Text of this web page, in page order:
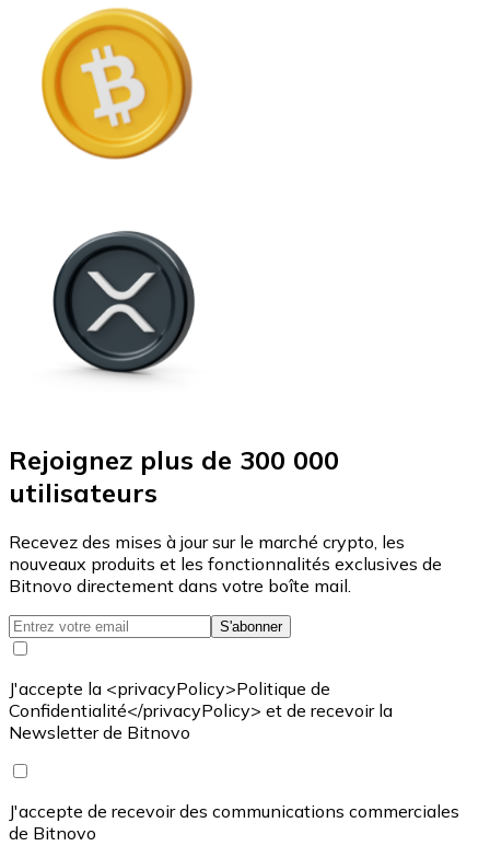
Rejoignez plus de 300 000
utilisateurs
Recevez des mises à jour sur le marché crypto, les
nouveaux produits et les fonctionnalités exclusives de
Bitnovo directement dans votre boîte mail.
S'abonner
J'accepte la <privacyPolicy>Politique de
Confidentialité</privacyPolicy> et de recevoir la
Newsletter de Bitnovo
J'accepte de recevoir des communications commerciales
de Bitnovo